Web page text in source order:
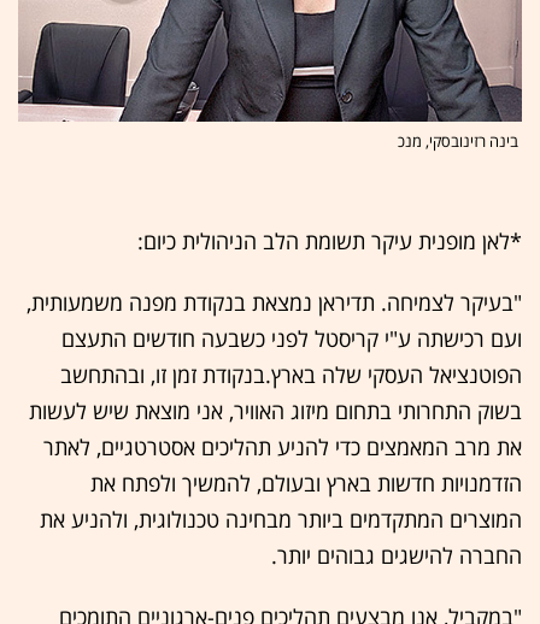
בינה רזינובסקי, מנכ
*לאן מופנית עיקר תשומת הלב הניהולית כיום:
"בעיקר לצמיחה. תדיראן נמצאת בנקודת מפנה משמעותית,
ועם רכישתה ע"י קריסטל לפני כשבעה חודשים התעצם
הפוטנציאל העסקי שלה בארץ.בנקודת זמן זו, ובהתחשב
בשוק התחרותי בתחום מיזוג האוויר, אני מוצאת שיש לעשות
את מרב המאמצים כדי להניע תהליכים אסטרטגיים, לאתר
הזדמנויות חדשות בארץ ובעולם, להמשיך ולפתח את
המוצרים המתקדמים ביותר מבחינה טכנולוגית, ולהניע את
החברה להישגים גבוהים יותר.
"במקביל, אנו מבצעים תהליכים פנים-ארגוניים התומכים